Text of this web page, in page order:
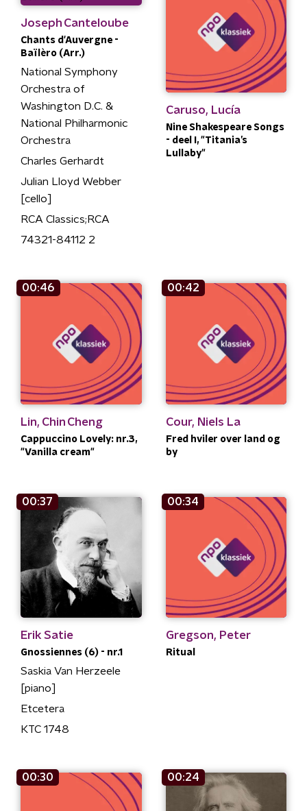
Joseph Canteloube
Chants d'Auvergne -
Baïlèro (Arr.)
National Symphony
Orchestra of
Washington D.C. &
National Philharmonic
Orchestra
Charles Gerhardt
Julian Lloyd Webber
[cello]
RCA Classics;RCA
74321-84112 2
Caruso, Lucía
Nine Shakespeare Songs
- deel I, "Titania’s
Lullaby"
00:46
Lin, Chin Cheng
Cappuccino Lovely: nr.3,
"Vanilla cream"
00:42
Cour, Niels La
Fred hviler over land og
by
00:37
Erik Satie
Gnossiennes (6) - nr.1
Saskia Van Herzeele
[piano]
Etcetera
KTC 1748
00:34
Gregson, Peter
Ritual
00:30 00:24